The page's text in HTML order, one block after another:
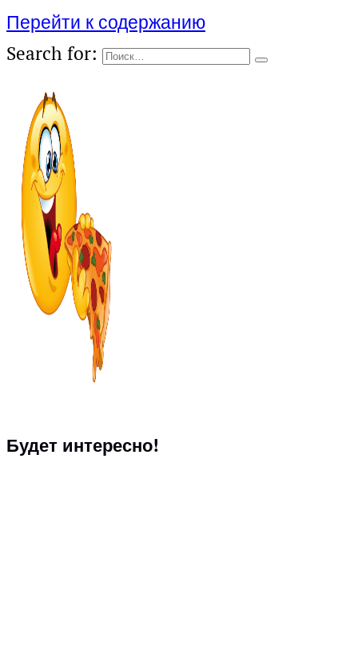
Перейти к содержанию
Search for:
Будет интересно!